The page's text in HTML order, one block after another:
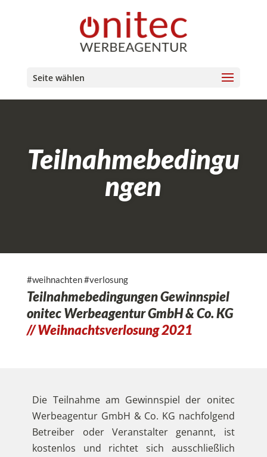
Seite wählen
Teilnahmebedingu
ngen
#weihnachten #verlosung
Teilnahmebedingungen Gewinnspiel
onitec Werbeagentur GmbH & Co. KG
// Weihnachtsverlosung 2021
Die Teilnahme am Gewinnspiel der onitec
Werbeagentur GmbH & Co. KG nachfolgend
Betreiber oder Veranstalter genannt, ist
kostenlos und richtet sich ausschließlich